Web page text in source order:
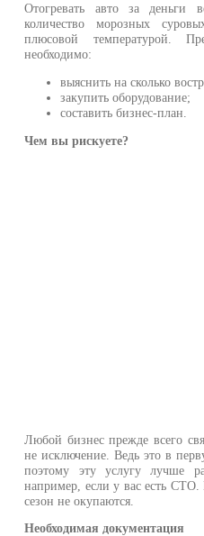
Отогревать авто за деньги
количество морозных
плюсовой температурой.
необходимо:
выяснить на сколько
закупить оборудование;
составить бизнес-план.
Чем вы рискуете?
Любой бизнес прежде всего
не исключение. Ведь это в
поэтому эту услугу лучше
например, если у вас есть СТО.
сезон не окупаются.
Необходимая документация